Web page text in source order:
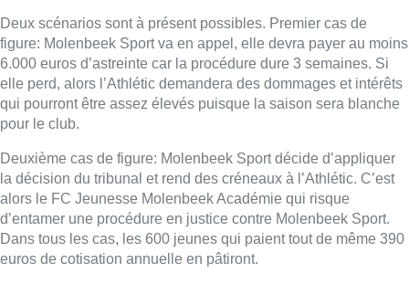
Deux scénarios sont à présent possibles. Premier cas de
figure: Molenbeek Sport va en appel, elle devra payer au moins
6.000 euros d’astreinte car la procédure dure 3 semaines. Si
elle perd, alors l’Athlétic demandera des dommages et intérêts
qui pourront être assez élevés puisque la saison sera blanche
pour le club.
Deuxième cas de figure: Molenbeek Sport décide d’appliquer
la décision du tribunal et rend des créneaux à l’Athlétic. C’est
alors le FC Jeunesse Molenbeek Académie qui risque
d’entamer une procédure en justice contre Molenbeek Sport.
Dans tous les cas, les 600 jeunes qui paient tout de même 390
euros de cotisation annuelle en pâtiront.